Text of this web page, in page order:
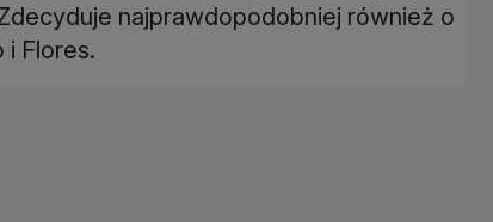
najprawdopodobniej również o
i Flores.